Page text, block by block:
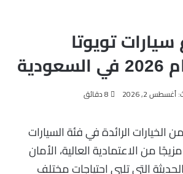
تويوتا
2, 2026
من الخيارات الرائدة في فئة السيارات
من الاعتمادية العالية، الأمان
التي تلبي احتياجات مختلف